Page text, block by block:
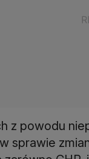
z powodu
sprawie